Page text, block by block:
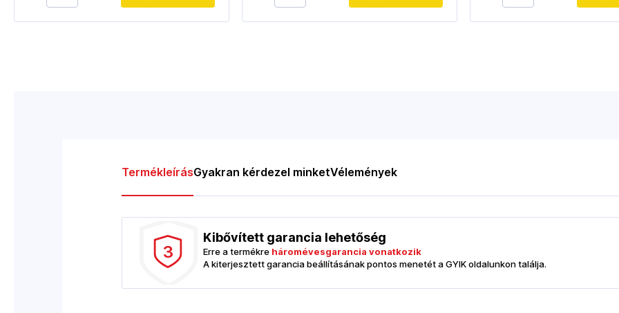
TermékleírásGyakran kérdezel minketVélemények
3
Kibővített garancia lehetőség
Erre a termékre háromévesgarancia vonatkozik
A kiterjesztett garancia beállításának pontos menetét a GYIK oldalunkon találja.